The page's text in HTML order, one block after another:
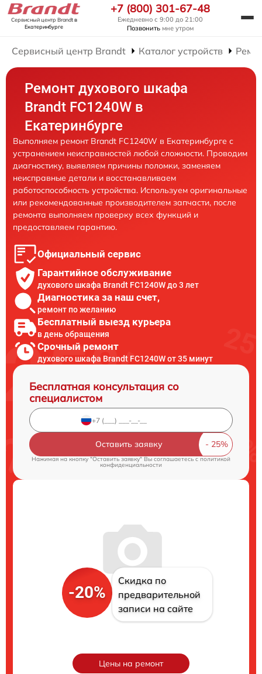
Сервисный центр Brandtв
Екатеринбурге
+7 (800) 301-67-48
Ежедневно с 9:00 до 21:00
Позвонить мне утром
Сервисный центр Brandt Каталог устройств
Ремонт духового шкафа
Brandt FC1240W в
Екатеринбурге
Выполняем ремонт Brandt FC1240W в Екатеринбурге с
устранением неисправностей любой сложности. Проводим
диагностику, выявляем причины поломки, заменяем
неисправные детали и восстанавливаем
работоспособность устройства. Используем оригинальные
или рекомендованные производителем запчасти, после
ремонта выполняем проверку всех функций и
предоставляем гарантию.
Официальный сервис
Гарантийное обслуживание
духового шкафа Brandt FC1240W до 3 лет
Диагностика за наш счет,
ремонт по желанию
Бесплатный выезд курьера
в день обращения
Срочный ремонт
духового шкафа Brandt FC1240W от 35 минут
Бесплатная консультация со
специалистом
Оставить заявку
Нажимая на кнопку "Оставить заявку" Вы соглашаетесь cполитикой
конфиденциальности
-20%
Скидка по
предварительной
записи на сайте
Цены на ремонт